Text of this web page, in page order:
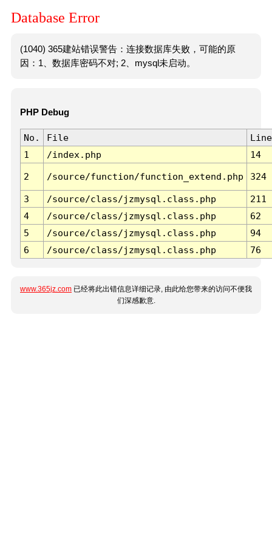
Database Error
(1040) 365建站错误警告：连接数据库失败，可能的原
因：1、数据库密码不对; 2、mysql未启动。
PHP Debug
No. File
Line
1
/index.php 14
2 /source/function/function_extend.php 324
3 /source/class/jzmysql.class.php
211
4
/source/class/jzmysql.class.php
62
5
/source/class/jzmysql.class.php
94
6
/source/class/jzmysql.class.php 76
www.365jz.com 已经将此出错信息详细记录, 由此给您带来的访问不便我
们深感歉意.